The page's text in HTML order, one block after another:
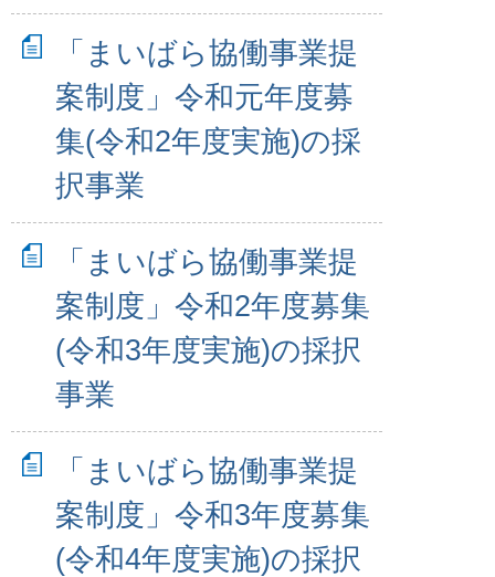
「まいばら協働事業提
案制度」令和元年度募
集(令和2年度実施)の採
択事業
「まいばら協働事業提
案制度」令和2年度募集
(令和3年度実施)の採択
事業
「まいばら協働事業提
案制度」令和3年度募集
(令和4年度実施)の採択